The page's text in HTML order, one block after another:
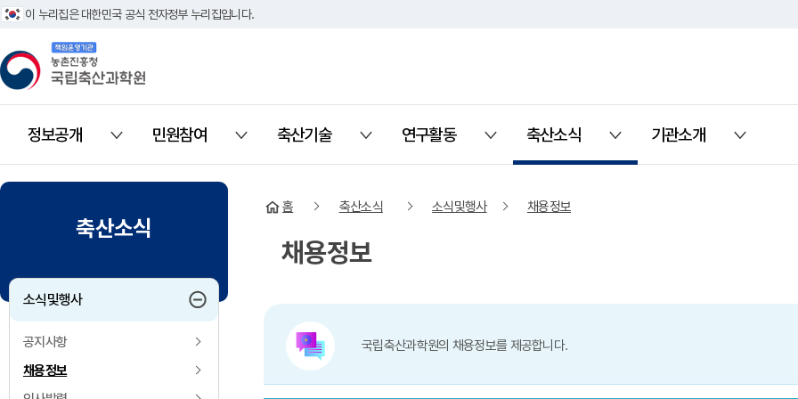
이 누리집은 대한민국 공식 전자정부 누리집입니다.
책임운영기관 농촌진흥청 국립축산과학원
정보공개
열기
민원참여
열기
축산기술
열기
연구활동
열기
축산소식
열기
기관소개
열기
축산소식
소식및행사하위메뉴 접기
공지사항
채용정보
홈 축산소식 소식및행사 채용정보
채용정보
국립축산과학원의 채용정보를 제공합니다.